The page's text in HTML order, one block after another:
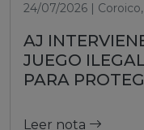
24/07/2026 |
AJ
JUEGO
PARA
Leer nota